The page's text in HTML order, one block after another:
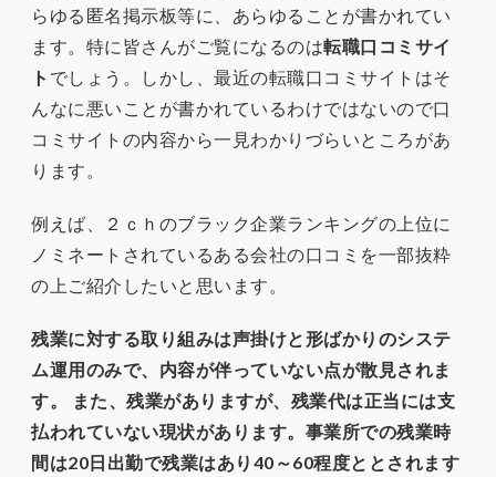
らゆる匿名掲示板等に、あらゆることが書かれてい
ます。特に皆さんがご覧になるのは転職口コミサイ
ト でしょう。しかし、最近の転職口コミサイトはそ
んなに悪いことが書かれているわけではないので口
コミサイトの内容から一見わかりづらいところがあ
ります。
例えば、２ｃｈのブラック企業ランキングの上位に
ノミネートされているある会社の口コミを一部抜粋
の上ご紹介したいと思います。
残業に対する取り組みは声掛けと形ばかりのシステ
ム運用のみで、内容が伴っていない点が散見されま
す。 また、残業がありますが、残業代は正当には支
払われていない現状があります。事業所での残業時
間は20日出勤で残業はあり40～60程度ととされます